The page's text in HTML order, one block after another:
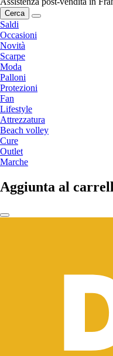
Cerca
Saldi
Occasioni
Novità
Scarpe
Moda
Palloni
Protezioni
Fan
Lifestyle
Attrezzatura
Beach volley
Cure
Outlet
Marche
Aggiunta al